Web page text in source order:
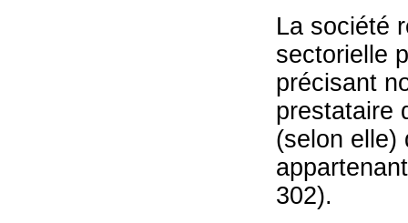
La société
sectorielle
précisant
prestataire
(selon elle)
302).